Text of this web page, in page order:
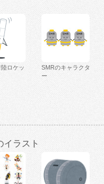
ロケッ
SMRのキャラクタ
ー
イラスト